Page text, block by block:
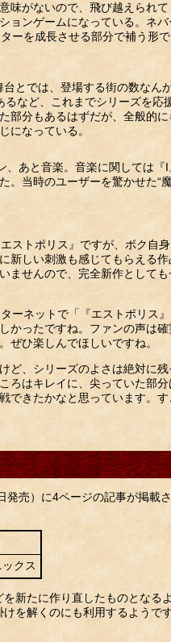
味がないので、飛び越えられ
ンゲームになっている。ネ
ーを成長させる部分で補う形
では、登場する街の数なん
など、これまでシリーズを応
分もあるはずだが、全般的
になっている。
あと音楽。音楽に関しては『
当時のユーザーを驚かせた“
トポリス』ですが、ボク自
しい刺激も感じてもらえる
せんので、完全新作として
ネットで「『エストポリス
ったですね。ファンの声は
ぜひ楽しんでほしいですね。
、シリーズのよさは絶対に
はキレイに、尖っていた部
できたかなと思っています。
売）に4ページの記事が掲載
クス
新たに作り直したものとなる
を解くのにも利用するようで